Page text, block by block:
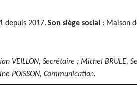
depuis 2017. Son siège social : Maison
VEILLON, Secrétaire ; Michel BRULE,
POISSON, Communication.